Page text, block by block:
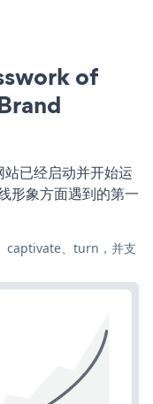
of
已经启动并开始运
形象方面遇到的第一
captivate、turn，并支